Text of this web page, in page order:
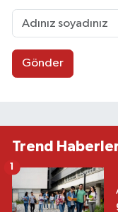
Gönder
Trend
1